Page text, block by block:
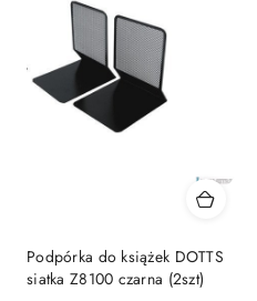
Podpórka do książek DOTTS
siatka Z8100 czarna (2szt)